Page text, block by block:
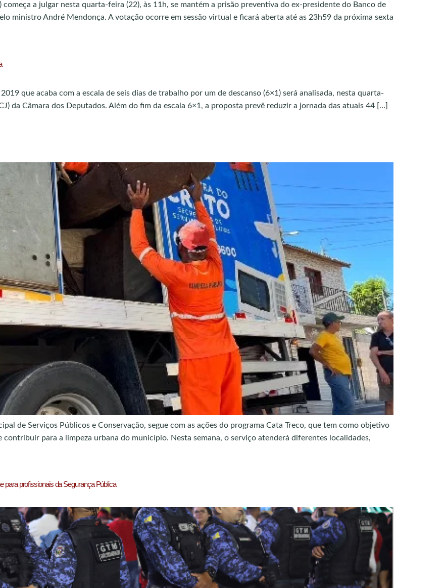
começa a julgar nesta quarta-feira (22), às 11h, se mantém a prisão preventiva do ex-presidente do Banco de
ministro André Mendonça. A votação ocorre em sessão virtual e ficará aberta até as 23h59 da próxima sexta
que acaba com a escala de seis dias de trabalho por um de descanso (6×1) será analisada, nesta quarta-
da Câmara dos Deputados. Além do fim da escala 6×1, a proposta prevê reduzir a jornada das atuais 44 […]
de Serviços Públicos e Conservação, segue com as ações do programa Cata Treco, que tem como objetivo
para a limpeza urbana do município. Nesta semana, o serviço atenderá diferentes localidades,
para profissionais da Segurança Pública